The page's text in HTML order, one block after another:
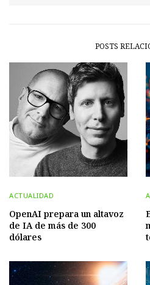
POSTS
ACTUALIDAD
OpenAI prepara un altavoz
de IA de más de 300
dólares